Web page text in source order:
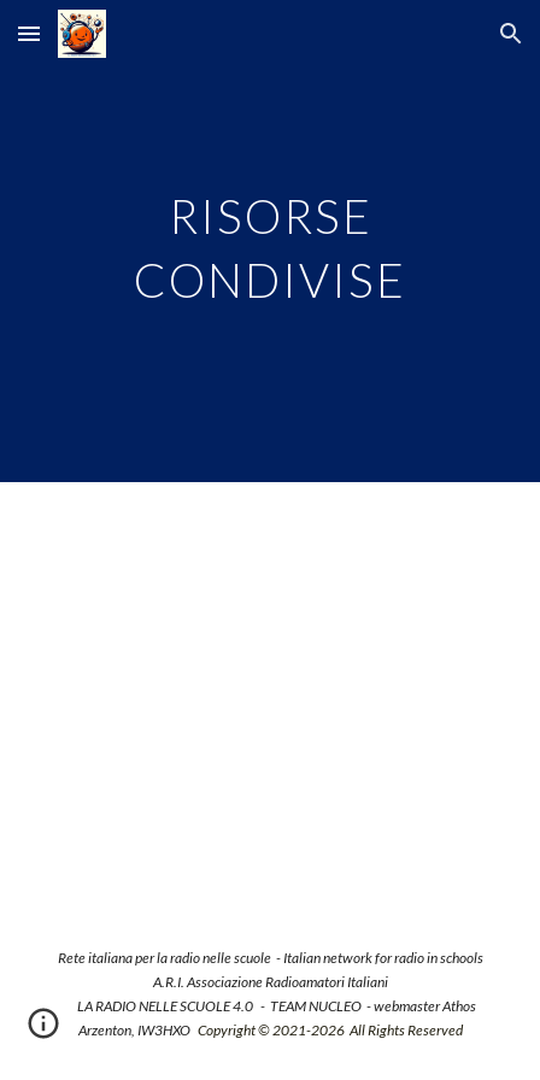
Skip to main content Skip to navigation
RISORSE
CONDIVISE
Rete italiana per la radio nelle scuole -Italian network for radio in schools
A.R.I. Associazione Radioamatori Italiani
LA RADIO NELLE SCUOLE 4.0 - TEAM NUCLEO - webmaster Athos
Arzenton, IW3HXO Copyright ©2021-2026All Rights Reserved